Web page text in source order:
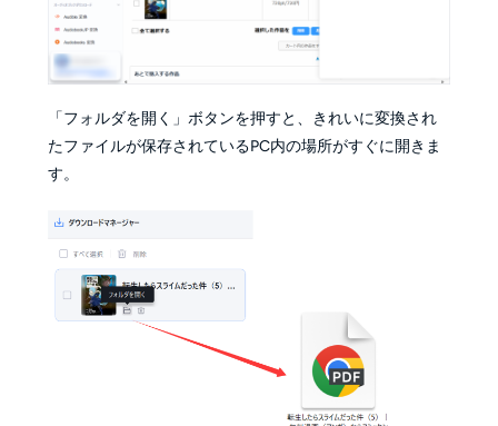
「フォルダを開く」ボタンを押すと、きれいに変換され
たファイルが保存されているPC内の場所がすぐに開きま
す。